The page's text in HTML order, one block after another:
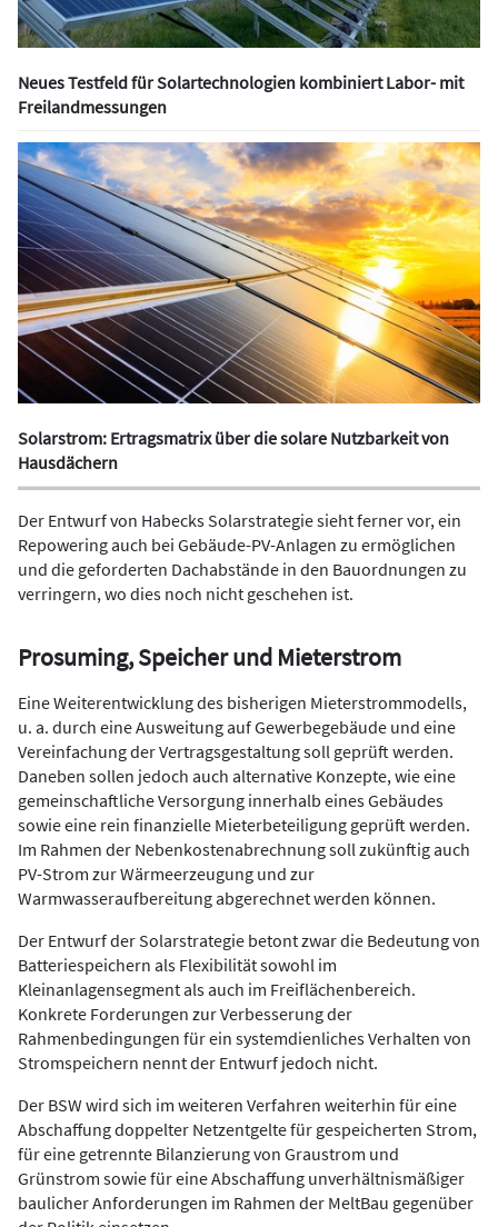
Neues Testfeld für Solartechnologien kombiniert Labor- mit
Freilandmessungen
Solarstrom: Ertragsmatrix über die solare Nutzbarkeit von
Hausdächern
Der Entwurf von Habecks Solarstrategie sieht ferner vor, ein
Repowering auch bei Gebäude-PV-Anlagen zu ermöglichen
und die geforderten Dachabstände in den Bauordnungen zu
verringern, wo dies noch nicht geschehen ist.
Prosuming, Speicher und Mieterstrom
Eine Weiterentwicklung des bisherigen Mieterstrommodells,
u. a. durch eine Ausweitung auf Gewerbegebäude und eine
Vereinfachung der Vertragsgestaltung soll geprüft werden.
Daneben sollen jedoch auch alternative Konzepte, wie eine
gemeinschaftliche Versorgung innerhalb eines Gebäudes
sowie eine rein finanzielle Mieterbeteiligung geprüft werden.
Im Rahmen der Nebenkostenabrechnung soll zukünftig auch
PV-Strom zur Wärmeerzeugung und zur
Warmwasseraufbereitung abgerechnet werden können.
Der Entwurf der Solarstrategie betont zwar die Bedeutung von
Batteriespeichern als Flexibilität sowohl im
Kleinanlagensegment als auch im Freiflächenbereich.
Konkrete Forderungen zur Verbesserung der
Rahmenbedingungen für ein systemdienliches Verhalten von
Stromspeichern nennt der Entwurf jedoch nicht.
Der BSW wird sich im weiteren Verfahren weiterhin für eine
Abschaffung doppelter Netzentgelte für gespeicherten Strom,
für eine getrennte Bilanzierung von Graustrom und
Grünstrom sowie für eine Abschaffung unverhältnismäßiger
baulicher Anforderungen im Rahmen der MeltBau gegenüber